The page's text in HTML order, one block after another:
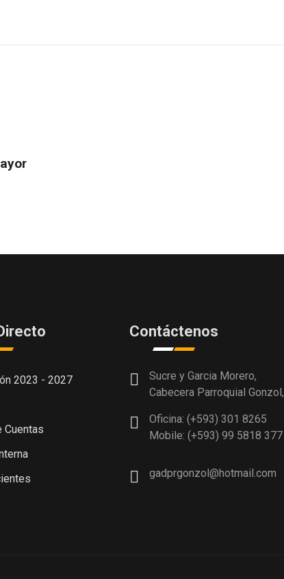
2023 - 2027
Cuentas
Contáctenos
Sucre y Garcia Morero,
Cabecera Parroquial Gonzol,
Oficina: (+593) 301 8265
Mobile: (+593) 99 5818 377
gadprgonzol@hotmail.com